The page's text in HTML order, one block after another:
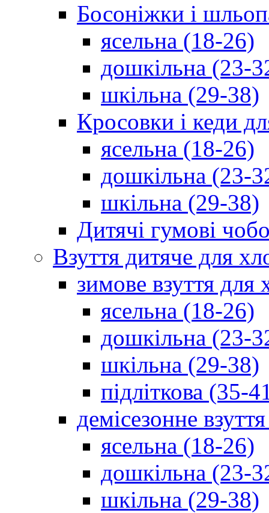
Босоніжки і
ясельна (18-26)
дошкільна (23-
шкільна (29-38)
Кросовки і кеди
ясельна (18-26)
дошкільна (23-
шкільна (29-38)
Дитячі гумові
Взуття дитяче для
зимове взуття для
ясельна (18-26)
дошкільна (23-
шкільна (29-38)
підліткова (35-
демісезонне
ясельна (18-26)
дошкільна (23-
шкільна (29-38)